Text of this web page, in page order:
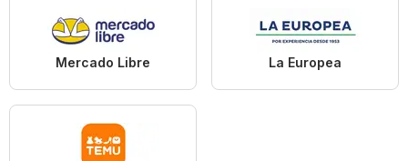
Mercado Libre La Europea